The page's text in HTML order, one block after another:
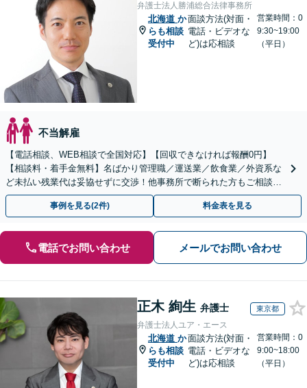
弁護士法人勝浦総合法律事務所
北海道 か
らも相談
受付中
面談方法(対面・
電話・ビデオな
ど)は応相談
営業時間：0
9:30~19:00
（平日）
不当解雇
【電話相談、WEB相談で全国対応】【回収できなければ報酬0円】
【相談料・着手金無料】名ばかり管理職／運送業／飲食業／外資系な
ど未払い残業代は妥協せずに交渉！他事務所で断られた方もご相談く
ださい。【解決事例が豊富】土曜日も電話受付しています
事例を見る(2件) 料金表を見る
電話でお問い合わせ メールでお問い合わせ
正木 絢生 弁護士 東京都
弁護士法人ユア・エース
北海道 か
らも相談
受付中
面談方法(対面・
電話・ビデオな
ど)は応相談
営業時間：0
9:00~18:00
（平日）